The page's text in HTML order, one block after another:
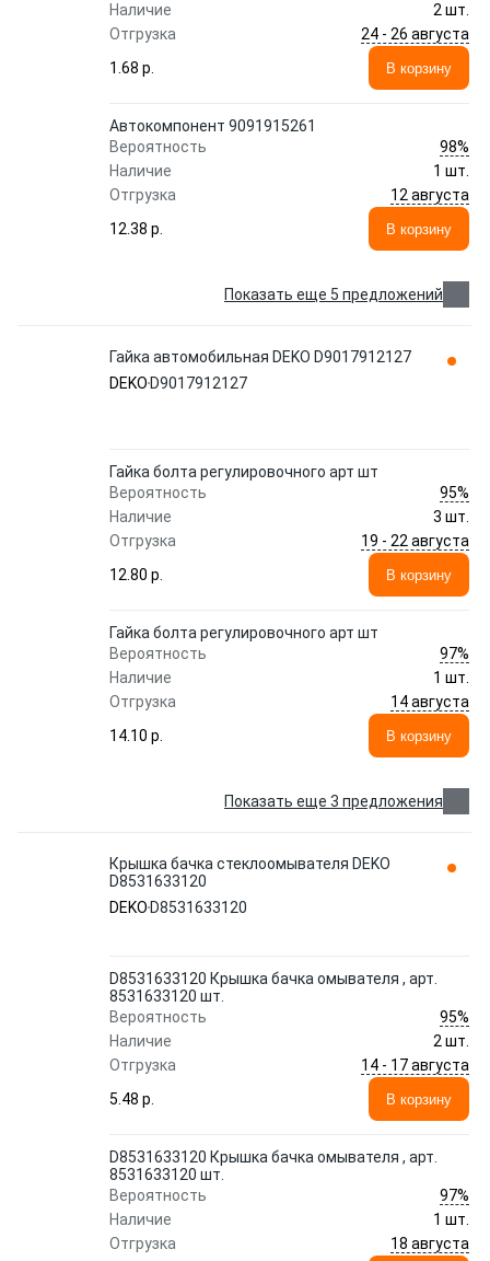
Наличие
2 шт.
Отгрузка
24 - 26 августа
1.68 p.
В корзину
Автокомпонент 9091915261
Вероятность
98%
Наличие
1 шт.
Отгрузка
12 августа
12.38 p.
В корзину
Показать еще 5 предложений
Гайка автомобильная DEKO D9017912127
DEKO D9017912127
Гайка болта регулировочного арт шт
Вероятность
95%
Наличие
3 шт.
Отгрузка
19 - 22 августа
12.80 p.
В корзину
Гайка болта регулировочного арт шт
Вероятность
97%
Наличие
1 шт.
Отгрузка
14 августа
14.10 p.
В корзину
Показать еще 3 предложения
Крышка бачка стеклоомывателя DEKO
D8531633120
DEKO D8531633120
D8531633120 Крышка бачка омывателя , арт.
8531633120 шт.
Вероятность
95%
Наличие
2 шт.
Отгрузка
14 - 17 августа
5.48 p.
В корзину
D8531633120 Крышка бачка омывателя , арт.
8531633120 шт.
Вероятность
97%
Наличие
1 шт.
Отгрузка
18 августа